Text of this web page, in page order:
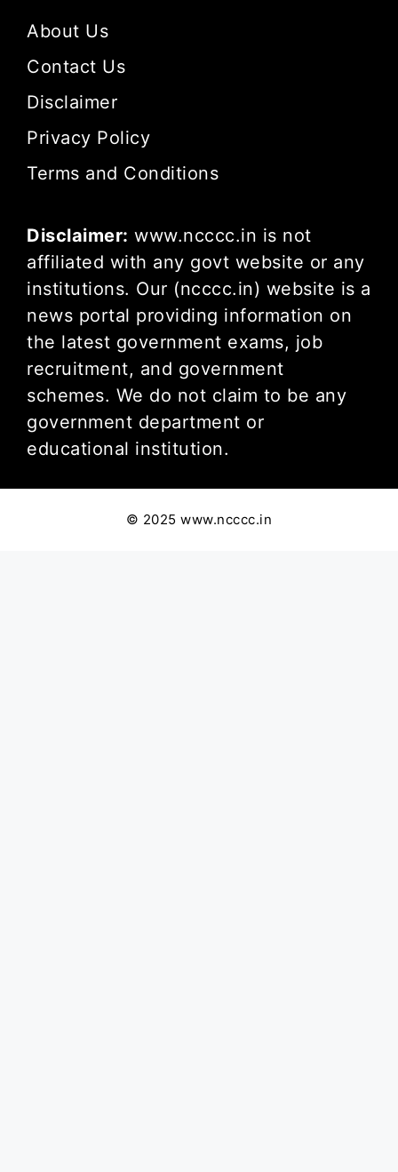
About Us
Contact Us
Disclaimer
Privacy Policy
Terms and Conditions
Disclaimer: www.ncccc.in is not
affiliated with any govt website or any
institutions. Our (ncccc.in) website is a
news portal providing information on
the latest government exams, job
recruitment, and government
schemes. We do not claim to be any
government department or
educational institution.
© 2025 www.ncccc.in